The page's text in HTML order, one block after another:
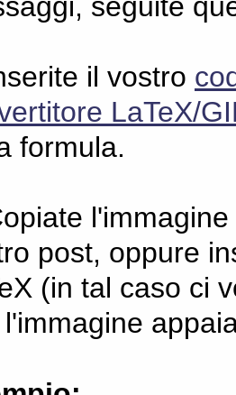
il vostro
LaTeX/
formula.
post, oppure
(in tal caso ci